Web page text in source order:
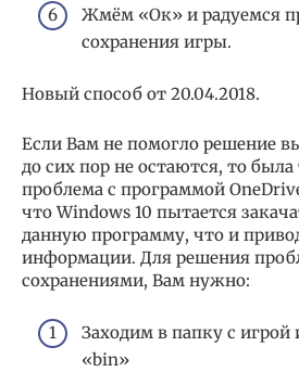
Жмём «Ок» и радуемся
сохранения игры.
Новый способ от 20.04.2018.
Если Вам не помогло решение
до сих пор не остаются, то
проблема с программой
что Windows 10 пытается
данную программу, что и
информации. Для решения
сохранениями, Вам нужно:
Заходим в папку с игрой
«bin»